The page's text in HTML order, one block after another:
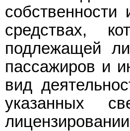
средствах,
подлежащей
пассажиров и
вид
указанных